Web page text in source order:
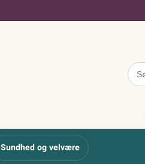
Sundhed og velvære